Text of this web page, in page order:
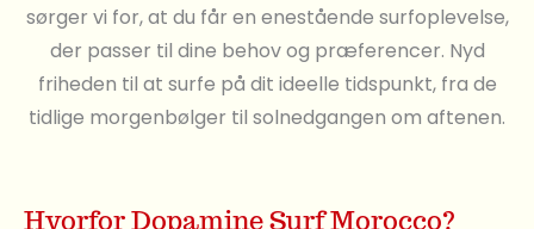
sørger vi for, at du får en enestående surfoplevelse,
der passer til dine behov og præferencer. Nyd
friheden til at surfe på dit ideelle tidspunkt, fra de
tidlige morgenbølger til solnedgangen om aftenen.
Hvorfor Dopamine Surf Morocco?